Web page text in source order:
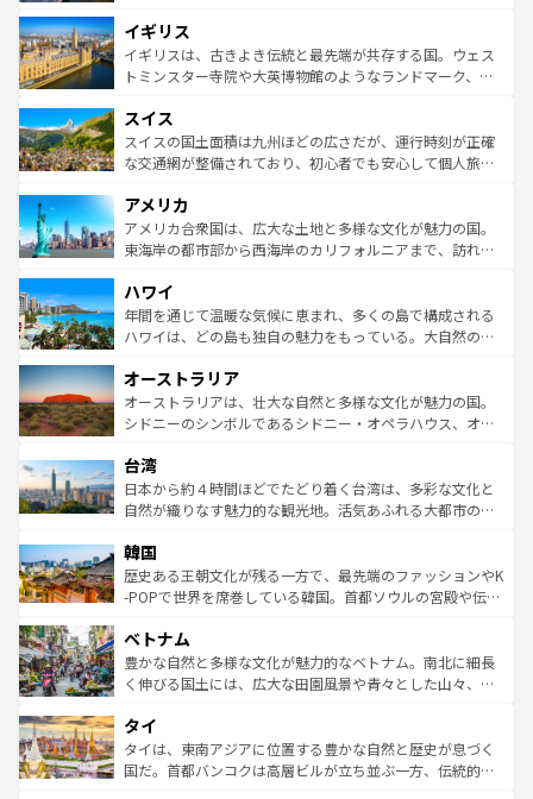
いる。シャンパンの発祥地であるランス、プロヴァンスの
香り高いラベンダー畑など、多彩な楽しみ方が可能だ。さ
らに、パリ以外の地域にも魅力が溢れており、どの街角に
れる地方に足を運ぶとそれぞれで全く異なる文化を体験で
きるだろう。 なお、新着のフランス情報はコンテンツ一覧
を参照してほしい。
顔を持つこの国は、どこを歩いても飽きることがない。ベ
ルリンの文化的活気、バイエルン州のアルプスの絶景、そ
してライン川沿いのワイン畑といった風景は必見。ビール
は、お酒好きな人にはぜひ体験してほしい。 なお、新着の
ドイツ情報はコンテンツ一覧を参照してほしい。
イギリス
イギリスは、古きよき伝統と最先端が共存する国。ウェス
トミンスター寺院や大英博物館のようなランドマーク、歴
リアごとに異なる魅力がある。また、優雅なアフタヌーン
ティー、ビール好きにはたまらない英国パブ、サッカー観
戦など、本場だからこそできる体験も豊富。イギリスを旅
ンツ一覧を参照してほしい。
スイス
スイスの国土面積は九州ほどの広さだが、運行時刻が正確
な交通網が整備されており、初心者でも安心して個人旅行
の建物がそのまま残る町や、スイスならではのユニークな
博物館もあり、アルプス観光だけでなく町歩きも満喫する
ことができる。国民の所得が高いため物価も高いが、旅行
ば市内交通費無料で観光を楽しむこともできる。 なお、新
着のスイス情報はコンテンツ一覧 を参照してほしい。
アメリカ
アメリカ合衆国は、広大な土地と多様な文化が魅力の国。
東海岸の都市部から西海岸のカリフォルニアまで、訪れる
のような巨大都市は、観光、ショッピング、エンターテイ
ンメントが詰まった刺激的なスポットだ。一方、アメリカ
西部には大自然が広がり、グランドキャニオンやイエロー
部のニューオーリンズでは、音楽と美食が融合した独特の
文化が魅力。旅行者はアメリカの各地域で異なる魅力を楽
しみながら、その多様性と豊かな歴史を感じることができ
ならではの贅沢な旅のスタイルだ。 なお、新着のアメリカ
情報はコンテンツ一覧を参照してほしい。
ハワイ
年間を通じて温暖な気候に恵まれ、多くの島で構成される
ハワイは、どの島も独自の魅力をもっている。大自然の神
ワイ島は見逃せない。また、定番の観光地といえばオアフ
島だが、静かな自然を求めるならマウイ島やカウアイ島が
おすすめ。エメラルドグリーンに輝く海をはじめ、豊かな
れるおもてなしの心で訪れる人々を迎えてくれるハワイの
人々、おいしいローカルフードやハワイアンミュージッ
ク、伝統的なフラダンスなど、すべてがハワイの魅力を彩
ワイを、存分に味わってほしい。 なお、新着のハワイ情報
はコンテンツ一覧を参照してほしい。
オーストラリア
オーストラリアは、壮大な自然と多様な文化が魅力の国。
シドニーのシンボルであるシドニー・オペラハウス、オー
リアリーフや大陸中央部にそびえるウルル（エアーズロッ
ク）、タスマニアの美しい原生林やケアンズの熱帯雨林な
ど、見どころがたくさん。また、カフェやワイン、オージ
いる。アクティビティも充実しており、サーフィンやダイ
ビング、ハイキングなど、アウトドア好きにはたまらな
い。オーストラリアの多彩な魅力を存分に味わいつくそ
参照してほしい。
台湾
日本から約４時間ほどでたどり着く台湾は、多彩な文化と
自然が織りなす魅力的な観光地。活気あふれる大都市の台
ン）、静ひつな山岳地帯である台湾東部など、都市の喧騒
と山間の静けさが共存しており、訪れる人に新しい発見と
驚きをもたらしてくれる。また、奥深い台湾の食文化も魅
容にもいいと評判のスイーツなど、バラエティ豊かな料理
が味わえる。 なお、新着の台湾情報は コンテンツ一覧を参
照してほしい。
韓国
歴史ある王朝文化が残る一方で、最先端のファッションやK
-POPで世界を席巻している韓国。首都ソウルの宮殿や伝統
き、地方に足を延ばせば四季折々の自然美を楽しむことが
できる。そして、キムチや焼肉、絶品のストリートフード
まで、さまざまな韓国料理が待っている。夜には、韓国な
リティに包まれながら、韓国の多彩な魅力を心ゆくまで味
わってみてほしい。 なお、新着の韓国情報はコンテンツ一
覧を参照してほしい。
ベトナム
豊かな自然と多様な文化が魅力的なベトナム。南北に細長
く伸びる国土には、広大な田園風景や青々とした山々、世
急速な発展と共に伝統が息づく。ハノイの古い町並みやホ
ーチミン市のフランス統治時代の建物も、独特の雰囲気を
醸し出している。また、バラエティの豊かさとおいしさで
タイ
タイは、東南アジアに位置する豊かな自然と歴史が息づく
国だ。首都バンコクは高層ビルが立ち並ぶ一方、伝統的な